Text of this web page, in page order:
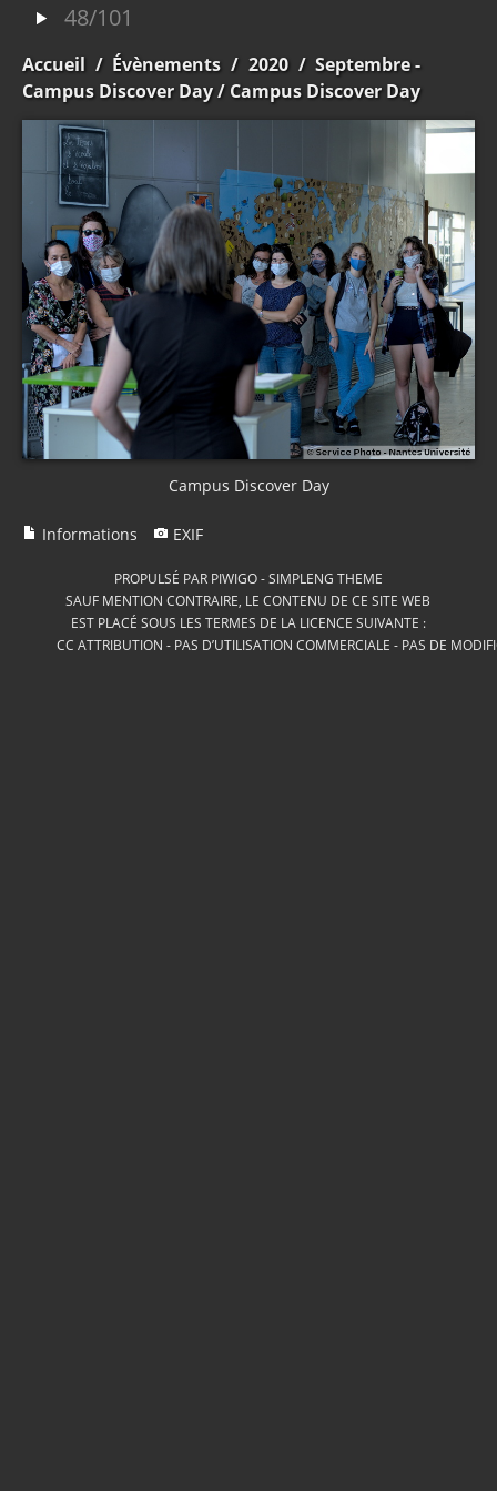
48/101
Accueil / Évènements / 2020 / Septembre -
Campus Discover Day/ Campus Discover Day
Campus Discover Day
Informations EXIF
PROPULSÉ PAR PIWIGO-SIMPLENG THEME
SAUF MENTION CONTRAIRE, LE CONTENU DE CE SITE WEB
EST PLACÉ SOUS LES TERMES DE LA LICENCE SUIVANTE :
CC ATTRIBUTION - PAS D’UTILISATION COMMERCIALE - PAS DE